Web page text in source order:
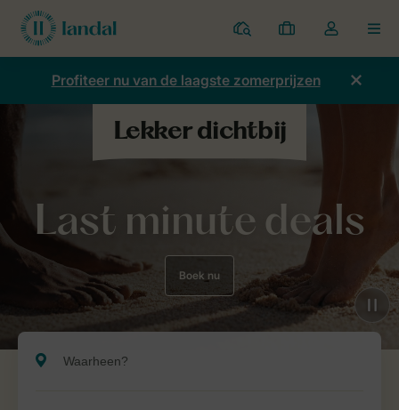
Parken
Mijn
boekingen
Open
de
dropdown
Profiteer nu van de laagste zomerprijzen
Last minute deals
Boek nu